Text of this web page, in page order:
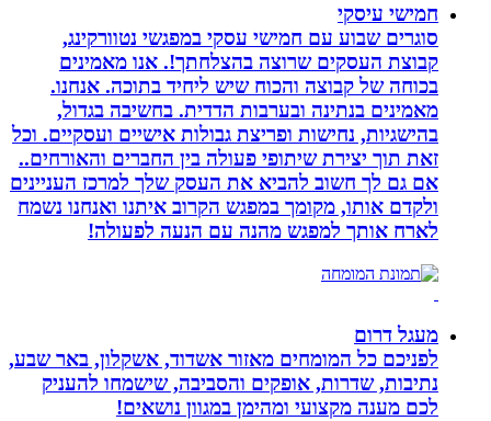
חמישי עיסקי
סוגרים שבוע עם חמישי עסקי במפגשי נטוורקינג,
קבוצת העסקים שרוצה בהצלחתך!. אנו מאמינים
בכוחה של קבוצה והכוח שיש ליחיד בתוכה. אנחנו.
מאמינים בנתינה ובערבות הדדית. בחשיבה בגדול,
בהישגיות, נחישות ופריצת גבולות אישיים ועסקיים. וכל
זאת תוך יצירת שיתופי פעולה בין החברים והאורחים..
אם גם לך חשוב להביא את העסק שלך למרכז העניינים
ולקדם אותו, מקומך במפגש הקרוב איתנו ואנחנו נשמח
לארח אותך למפגש מהנה עם הנעה לפעולה!
מעגל דרום
לפניכם כל המומחים מאזור אשדוד, אשקלון, באר שבע,
נתיבות, שדרות, אופקים והסביבה, שישמחו להעניק
לכם מענה מקצועי ומהימן במגוון נושאים!